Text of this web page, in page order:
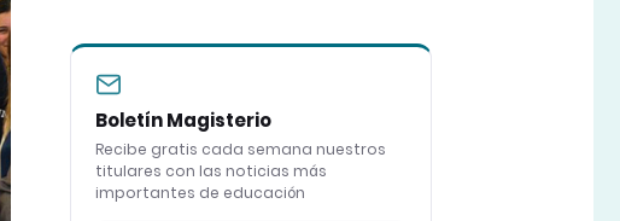
Boletín Magisterio
Recibe gratis cada semana nuestros
titulares con las noticias más
importantes de educación